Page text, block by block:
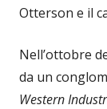
Otterson e il
Nell’ottobre
da un
Western